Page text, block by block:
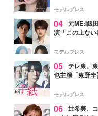
モデルプレス
04 元ME:I飯
演「この上な
ャスト発表
モデルプレス
05 テレ東、
也主演「東野
モデルプレス
06 辻希美、